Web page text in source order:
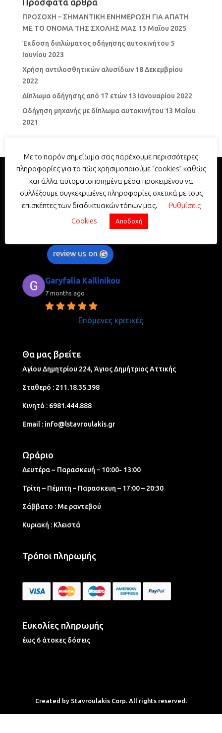
ΠΡΟΣΟΧΗ – ΣΗΜΑΝΤΙΚΗ ΕΝΗΜΕΡΩΣΗ ΓΙΑ ΑΠΑΤΗ
ΜΕ ΤΟ ΟΝΟΜΑ ΤΗΣ ΣΧΟΛΗΣ ΜΑΣ 13 Μαΐου 2025
Έκδοση διπλώματος οδήγησης αυτοκινήτου 5
Ιουνίου 2023
Χρήση αντιλοσθητικών αλυσίδων 18 Δεκεμβρίου
2022
Δίπλωμα οδήγησης από 17 ετών 13 Ιανουαρίου 2022
Οδήγηση μηχανής με δίπλωμα αυτοκινήτου 13 Μαΐου
2021
Σχολή Οδηγών Σταυρουλάκης -
Driving School Stavroulakis
Με βάση 352 κριτικές
review us on
Garyfalia Kallinikou
7 months ago
Επόμενες κριτικές
Θα μας βρείτε
Αγίου Δημητρίου 224, Άγιος Δημήτριος Aττικής
Σταθερό : 211.18.35.398
Κινητό : 6981.444.888
Email : info@lstavroulakis.gr
Ωράριο
Δευτέρα ~ Παρασκευή – 10:00- 13:00
Τρίτη – Πέμπτη – Παρασκευη – 17:00 – 20:30
Σάββατο : Με ραντεβού
Κυριακή : Κλειστά
Τρόποι πληρωμής
Ευκολίες πληρωμής
έως 6 άτοκες δόσεις
Created by Stavroulakis Corp. All rights reserved.
Με το παρόν σημείωμα σας παρέχουμε περισσότερες
πληροφορίες για το πώς χρησιμοποιούμε “cookies” καθώς
και άλλα αυτοματοποιημένα μέσα προκειμένου να
συλλέξουμε συγκεκριμένες πληροφορίες σχετικά με τους
επισκέπτες των διαδικτυακών τόπων μας.
Ρυθμίσεις
Cookies
Αποδοχή